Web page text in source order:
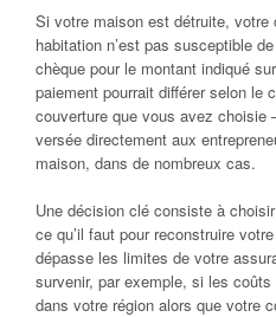
Si votre maison est détruite, votre
habitation n’est pas susceptible
chèque pour le montant indiqué
paiement pourrait différer selon le
couverture que vous avez choisie
versée directement aux
maison, dans de nombreux cas.
Une décision clé consiste à
ce qu’il faut pour reconstruire
dépasse les limites de votre
survenir, par exemple, si les
dans votre région alors que votre